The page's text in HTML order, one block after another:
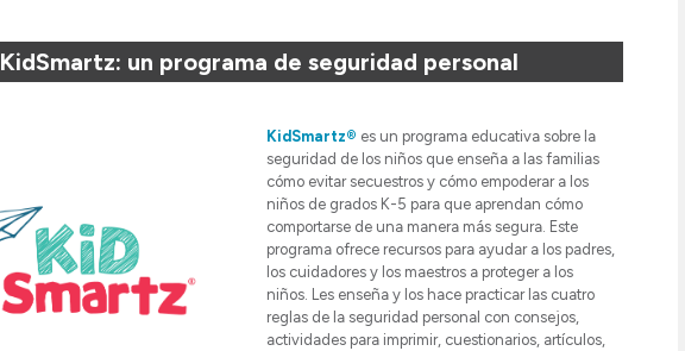
KidSmartz: un programa de seguridad personal
KidSmartz® es un programa educativa sobre la
seguridad de los niños que enseña a las familias
cómo evitar secuestros y cómo empoderar a los
niños de grados K-5 para que aprendan cómo
comportarse de una manera más segura. Este
programa ofrece recursos para ayudar a los padres,
los cuidadores y los maestros a proteger a los
niños. Les enseña y los hace practicar las cuatro
reglas de la seguridad personal con consejos,
actividades para imprimir, cuestionarios, artículos,